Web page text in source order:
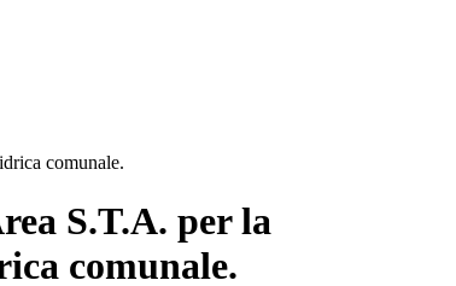
comunale.
S.T.A. per la
comunale.